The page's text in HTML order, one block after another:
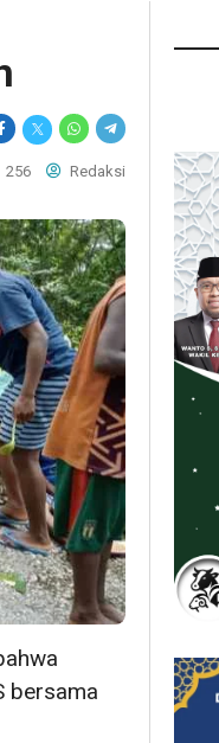
256 Redaksi
bersama